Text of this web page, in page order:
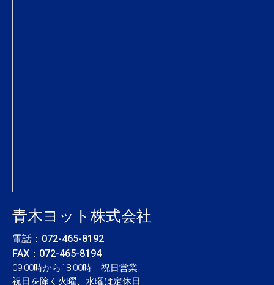
青木ヨット株式会社
電話： 072-465-8192
FAX：072-465-8194
09:00時から18:00時 祝日営業
祝日を除く火曜、水曜は定休日